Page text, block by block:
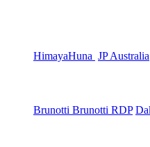
HimayaHuna JP Australia
Brunotti Brunotti RDP